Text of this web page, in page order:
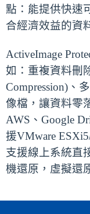
點：能提供快速
合經濟效益的資
ActiveImage
如：重複資料刪
Compression)、
像檔，讓資料零
AWS、Google
援VMware
支援線上系統直
機還原，虛擬還